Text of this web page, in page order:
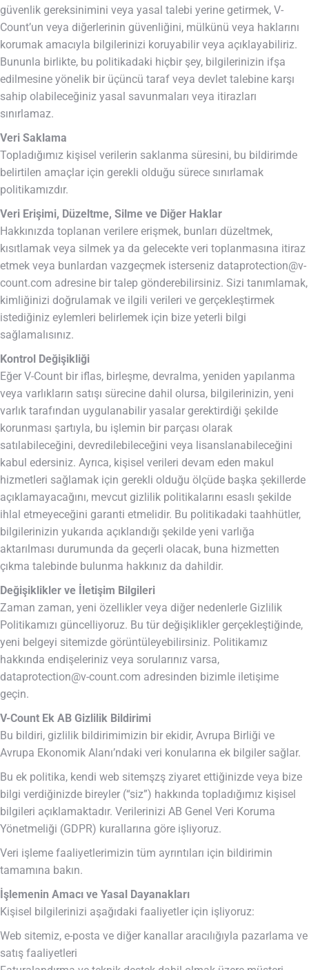
güvenlik gereksinimini veya yasal talebi yerine getirmek, V-
Count’un veya diğerlerinin güvenliğini, mülkünü veya haklarını
korumak amacıyla bilgilerinizi koruyabilir veya açıklayabiliriz.
Bununla birlikte, bu politikadaki hiçbir şey, bilgilerinizin ifşa
edilmesine yönelik bir üçüncü taraf veya devlet talebine karşı
sahip olabileceğiniz yasal savunmaları veya itirazları
sınırlamaz.
Veri Saklama
Topladığımız kişisel verilerin saklanma süresini, bu bildirimde
belirtilen amaçlar için gerekli olduğu sürece sınırlamak
politikamızdır.
Veri Erişimi, Düzeltme, Silme ve Diğer Haklar
Hakkınızda toplanan verilere erişmek, bunları düzeltmek,
kısıtlamak veya silmek ya da gelecekte veri toplanmasına itiraz
etmek veya bunlardan vazgeçmek isterseniz dataprotection@v-
count.com adresine bir talep gönderebilirsiniz. Sizi tanımlamak,
kimliğinizi doğrulamak ve ilgili verileri ve gerçekleştirmek
istediğiniz eylemleri belirlemek için bize yeterli bilgi
sağlamalısınız.
Kontrol Değişikliği
Eğer V-Count bir iflas, birleşme, devralma, yeniden yapılanma
veya varlıkların satışı sürecine dahil olursa, bilgilerinizin, yeni
varlık tarafından uygulanabilir yasalar gerektirdiği şekilde
korunması şartıyla, bu işlemin bir parçası olarak
satılabileceğini, devredilebileceğini veya lisanslanabileceğini
kabul edersiniz. Ayrıca, kişisel verileri devam eden makul
hizmetleri sağlamak için gerekli olduğu ölçüde başka şekillerde
açıklamayacağını, mevcut gizlilik politikalarını esaslı şekilde
ihlal etmeyeceğini garanti etmelidir. Bu politikadaki taahhütler,
bilgilerinizin yukarıda açıklandığı şekilde yeni varlığa
aktarılması durumunda da geçerli olacak, buna hizmetten
çıkma talebinde bulunma hakkınız da dahildir.
Değişiklikler ve İletişim Bilgileri
Zaman zaman, yeni özellikler veya diğer nedenlerle Gizlilik
Politikamızı güncelliyoruz. Bu tür değişiklikler gerçekleştiğinde,
yeni belgeyi sitemizde görüntüleyebilirsiniz. Politikamız
hakkında endişeleriniz veya sorularınız varsa,
dataprotection@v-count.com adresinden bizimle iletişime
geçin.
V-Count Ek AB Gizlilik Bildirimi
Bu bildiri, gizlilik bildirimimizin bir ekidir, Avrupa Birliği ve
Avrupa Ekonomik Alanı’ndaki veri konularına ek bilgiler sağlar.
Bu ek politika, kendi web sitemşzş ziyaret ettiğinizde veya bize
bilgi verdiğinizde bireyler (“siz”) hakkında topladığımız kişisel
bilgileri açıklamaktadır. Verilerinizi AB Genel Veri Koruma
Yönetmeliği (GDPR) kurallarına göre işliyoruz.
Veri işleme faaliyetlerimizin tüm ayrıntıları için bildirimin
tamamına bakın.
İşlemenin Amacı ve Yasal Dayanakları
Kişisel bilgilerinizi aşağıdaki faaliyetler için işliyoruz:
Web sitemiz, e-posta ve diğer kanallar aracılığıyla pazarlama ve
satış faaliyetleri